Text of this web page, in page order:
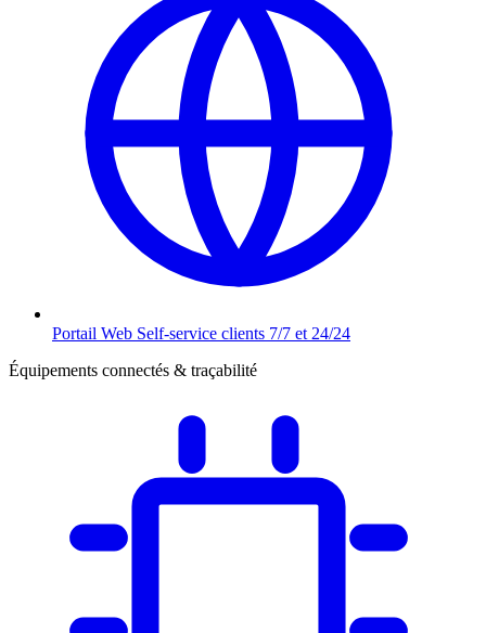
Portail Web Self-service clients 7/7 et 24/24
Équipements connectés & traçabilité